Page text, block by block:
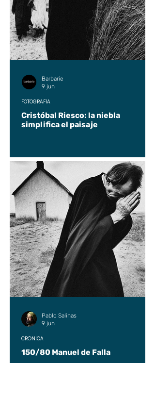
Cristóbal Riesco: la niebla
simplifica el paisaje
FOTOGRAFÍA
Barbarie
9 jun
150/80 Manuel de Falla
CRÓNICA
Pablo Salinas
9 jun